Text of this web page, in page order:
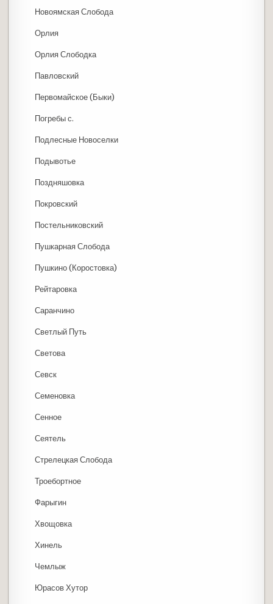
Новоямская Слобода
Орлия
Орлия Слободка
Павловский
Первомайское (Быки)
Погребы с.
Подлесные Новоселки
Подывотье
Поздняшовка
Покровский
Постельниковский
Пушкарная Слобода
Пушкино (Коростовка)
Рейтаровка
Саранчино
Светлый Путь
Светова
Севск
Семеновка
Сенное
Сеятель
Стрелецкая Слобода
Троебортное
Фарыгин
Хвощовка
Хинель
Чемлыж
Юрасов Хутор